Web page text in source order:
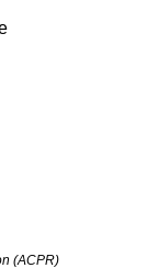
(ACPR)